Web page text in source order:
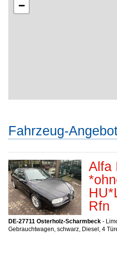
−
Fahrzeug-
Alfa
Rfn
DE-27711 Osterholz-Scharmbeck -
Gebrauchtwagen, schwarz, Diesel, 4